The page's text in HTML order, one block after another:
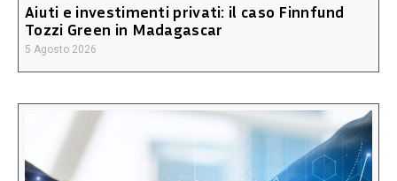
Aiuti e investimenti privati: il caso Finnfund
Tozzi Green in Madagascar
5 Agosto 2026